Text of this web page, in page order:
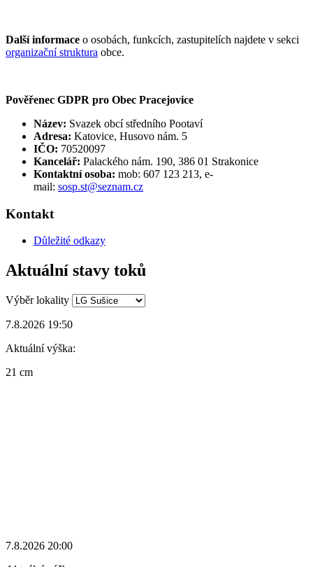
Další informace o osobách, funkcích, zastupitelích najdete v sekci
organizační struktura obce.
Pověřenec GDPR pro Obec Pracejovice
Název: Svazek obcí středního Pootaví
Adresa: Katovice, Husovo nám. 5
IČO: 70520097
Kancelář: Palackého nám. 190, 386 01 Strakonice
Kontaktní osoba: mob: 607 123 213, e-
mail: sosp.st@seznam.cz
Kontakt
Důležité odkazy
Aktuální stavy toků
Výběr lokality
7.8.2026 19:50
Aktuální výška:
21 cm
7.8.2026 20:00